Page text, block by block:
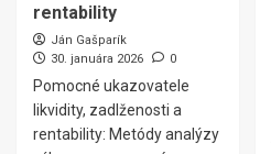
rentability
Ján Gašparík
30. januára 2026
0
Pomocné ukazovatele
likvidity, zadlženosti a
rentability: Metódy analýzy